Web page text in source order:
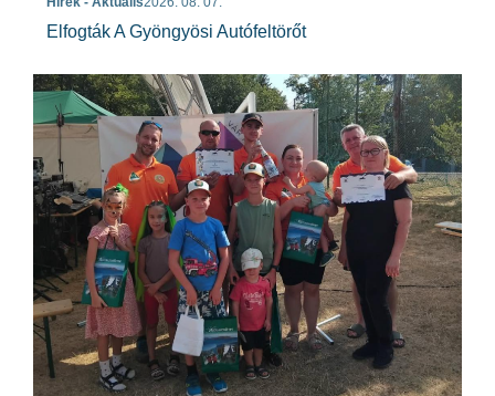
Elfogták A Gyöngyösi Autófeltörőt